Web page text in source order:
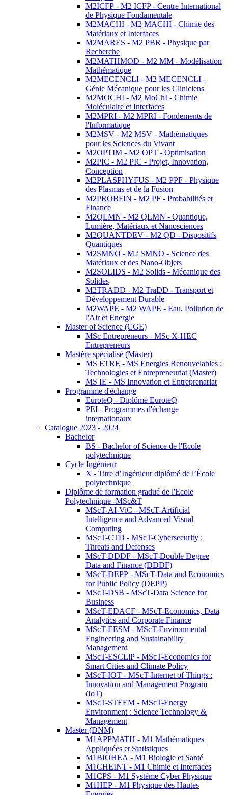
M2ICFP - M2 ICFP - Centre International
de Physique Fondamentale
M2MACHI - M2 MACHI - Chimie des
Matériaux et Interfaces
M2MARES - M2 PBR - Physique par
Recherche
M2MATHMOD - M2 MM - Modélisation
Mathématique
M2MECENCLI - M2 MECENCLI -
Génie Mécanique pour les Cliniciens
M2MOCHI - M2 MoChI - Chimie
Moléculaire et Interfaces
M2MPRI - M2 MPRI - Fondements de
l'Informatique
M2MSV - M2 MSV - Mathématiques
pour les Sciences du Vivant
M2OPTIM - M2 OPT - Optimisation
M2PIC - M2 PIC - Projet, Innovation,
Conception
M2PLASPHYFUS - M2 PPF - Physique
des Plasmas et de la Fusion
M2PROBFIN - M2 PF - Probabilités et
Finance
M2QLMN - M2 QLMN - Quantique,
Lumière, Matériaux et Nanosciences
M2QUANTDEV - M2 QD - Dispositifs
Quantiques
M2SMNO - M2 SMNO - Science des
Matériaux et des Nano-Objets
M2SOLIDS - M2 Solids - Mécanique des
Solides
M2TRADD - M2 TraDD - Transport et
Développement Durable
M2WAPE - M2 WAPE - Eau, Pollution de
l'Air et Energie
Master of Science (CGE)
MSc Entrepreneurs - MSc X-HEC
Entrepreneurs
Mastère spécialisé (Master)
MS ETRE - MS Energies Renouvelables :
Technologies et Entrepreneuriat (Master)
MS IE - MS Innovation et Entreprenariat
Programme d'échange
EuroteQ - Diplôme EuroteQ
PEI - Programmes d'échange
internationaux
Catalogue 2023 - 2024
Bachelor
BS - Bachelor of Science de l'Ecole
polytechnique
Cycle Ingénieur
X - Titre d’Ingénieur diplômé de l’École
polytechnique
Diplôme de formation gradué de l'Ecole
Polytechnique -MSc&T
MScT-AI-ViC - MScT-Artificial
Intelligence and Advanced Visual
Computing
MScT-CTD - MScT-Cybersecurity :
Threats and Defenses
MScT-DDDF - MScT-Double Degree
Data and Finance (DDDF)
MScT-DEPP - MScT-Data and Economics
for Public Policy (DEPP)
MScT-DSB - MScT-Data Science for
Business
MScT-EDACF - MScT-Economics, Data
Analytics and Corporate Finance
MScT-EESM - MScT-Environmental
Engineering and Sustainability
Management
MScT-ESCLiP - MScT-Economics for
Smart Cities and Climate Policy
MScT-IOT - MScT-Internet of Things :
Innovation and Management Program
(IoT)
MScT-STEEM - MScT-Energy
Environment : Science Technology &
Management
Master (DNM)
M1APPMATH - M1 Mathématiques
Appliquées et Statistiques
M1BIOHEA - M1 Biologie et Santé
M1CHEINT - M1 Chimie et Interfaces
M1CPS - M1 Système Cyber Physique
M1HEP - M1 Physique des Hautes